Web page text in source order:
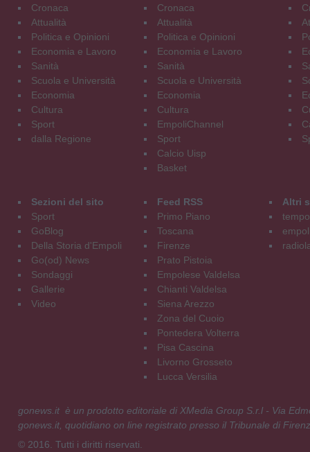
Cronaca
Attualità
Politica e Opinioni
Economia e Lavoro
Sanità
Scuola e Università
Economia
Cultura
Sport
dalla Regione
Cronaca
Attualità
Politica e Opinioni
Economia e Lavoro
Sanità
Scuola e Università
Economia
Cultura
EmpoliChannel
Sport
Calcio Uisp
Basket
Sezioni del sito
Sport
GoBlog
Della Storia d'Empoli
Go(od) News
Sondaggi
Gallerie
Video
Feed RSS
Primo Piano
Toscana
Firenze
Prato Pistoia
Empolese Valdelsa
Chianti Valdelsa
Siena Arezzo
Zona del Cuoio
Pontedera Volterra
Pisa Cascina
Livorno Grosseto
Lucca Versilia
Altri
gonews.it è un prodotto editoriale di XMedia Group S.r.l - Via
gonews.it, quotidiano on line registrato presso il Tribunale di
© 2016. Tutti i diritti riservati.